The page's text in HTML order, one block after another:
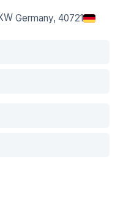
Germany, 40721